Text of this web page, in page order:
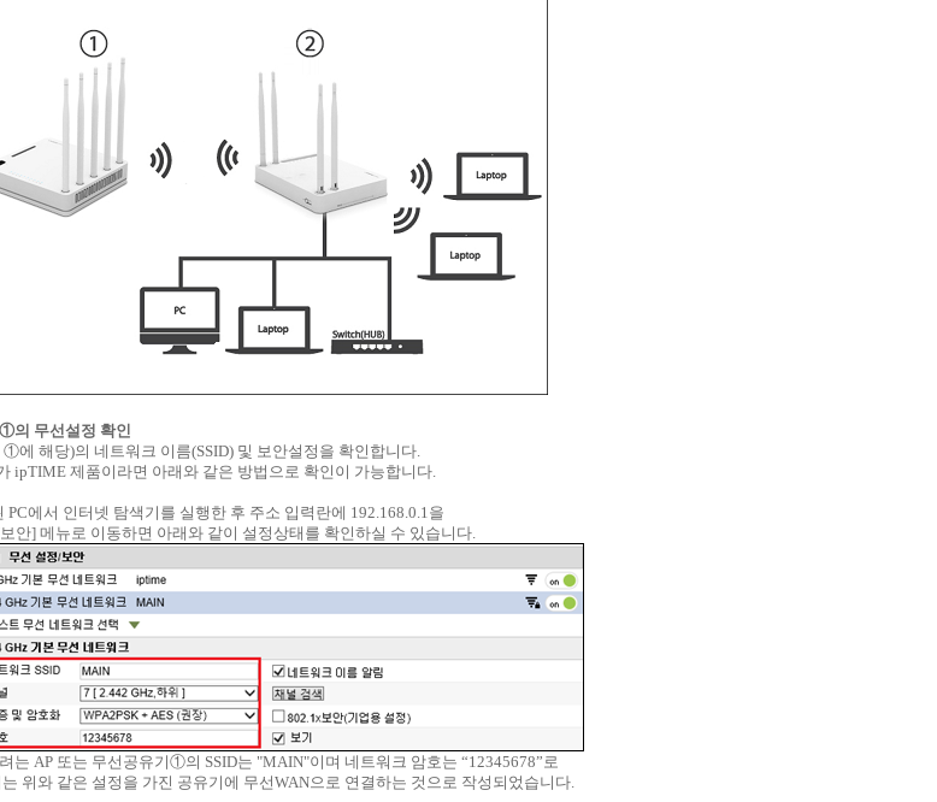
의 무선설정 확인
에 해당)의 네트워크 이름(SSID) 및 보안설정을 확인합니다.
ipTIME 제품이라면 아래와 같은 방법으로 확인이 가능합니다.
에서 인터넷 탐색기를 실행한 후 주소 입력란에 192.168.0.1을
안] 메뉴로 이동하면 아래와 같이 설정상태를 확인하실 수 있습니다.
는 AP 또는 무선공유기①의 SSID는 "MAIN"이며 네트워크 암호는 “12345678”로
위와 같은 설정을 가진 공유기에 무선WAN으로 연결하는 것으로 작성되었습니다.